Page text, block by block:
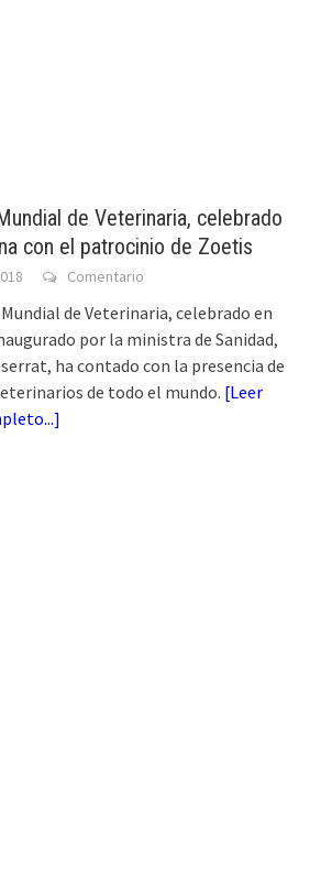
de Veterinaria, celebrado
con el patrocinio de Zoetis
Comentario
de Veterinaria, celebrado en
por la ministra de Sanidad,
ha contado con la presencia de
de todo el mundo. [Leer
]